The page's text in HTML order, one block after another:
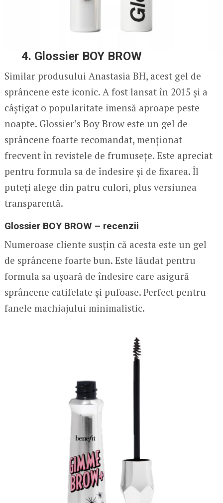
4. Glossier BOY BROW
Similar produsului Anastasia BH, acest gel de
sprâncene este iconic. A fost lansat în 2015 și a
câștigat o popularitate imensă aproape peste
noapte. Glossier’s Boy Brow este un gel de
sprâncene foarte recomandat, menționat
frecvent în revistele de frumusețe. Este apreciat
pentru formula sa de îndesire și de fixarea. Îl
puteți alege din patru culori, plus versiunea
transparentă.
Glossier BOY BROW – recenzii
Numeroase cliente susțin că acesta este un gel
de sprâncene foarte bun. Este lăudat pentru
formula sa ușoară de îndesire care asigură
sprâncene catifelate și pufoase. Perfect pentru
fanele machiajului minimalistic.